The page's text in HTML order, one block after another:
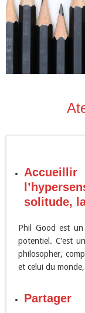
solitude,
Phil Good est
potentiel. C’est
philosopher,
et celui du monde,
Partager